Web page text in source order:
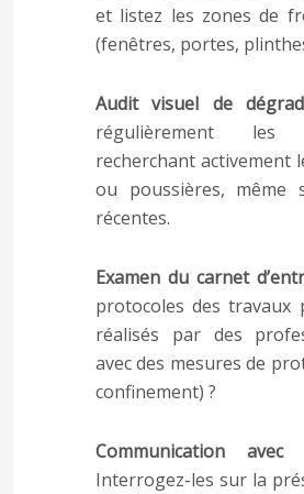
et listez les zones de
(fenêtres, portes,
Audit visuel de
régulièrement
recherchant activement
ou poussières, même
récentes.
Examen du carnet
protocoles des travaux
réalisés par des
avec des mesures de
confinement) ?
Communication
Interrogez-les sur la